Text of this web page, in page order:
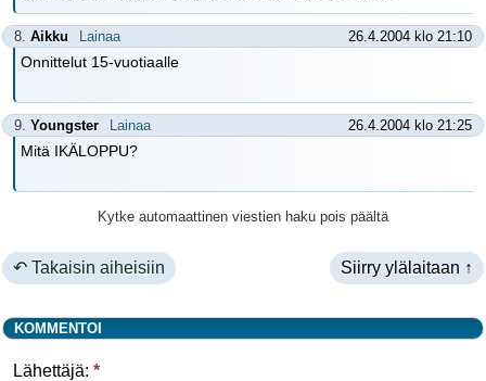
8. Aikku Lainaa 26.4.2004 klo 21:10
Onnittelut 15-vuotiaalle
9. Youngster Lainaa 26.4.2004 klo 21:25
Mitä IKÄLOPPU?
Kytke automaattinen viestien haku pois päältä
↶ Takaisin aiheisiin Siirry ylälaitaan ↑
KOMMENTOI
Lähettäjä: *